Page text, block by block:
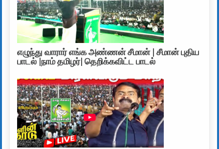
எழுந்து வாரார் எங்க அண்ணன் சீமான் | சீமான் புதிய
பாடல் |நாம் தமிழர்| தெறிக்கவிட்ட பாடல்